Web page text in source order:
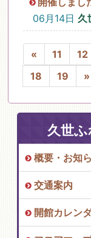
06月14日 久
« 11 12
18
19 »
久世
概要・お知
交通案内
開館カレン